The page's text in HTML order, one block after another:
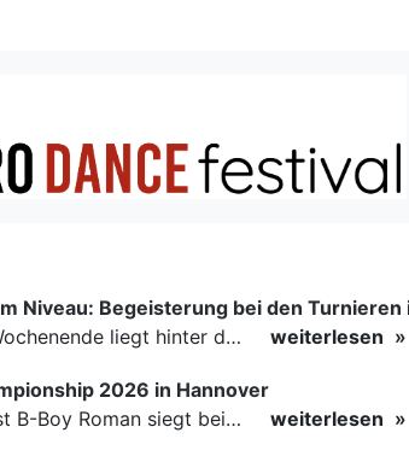
Ein rundum gelungenes Tanzsport-Wochenende liegt hinter den Paaren und Organisatoren in Enzklösterle. Am 1. und 2. August 2026 verwandelte sich die Festhalle wieder in einen lebendigen Mittelpunkt des…
weiterlesen
2026 in Hannover
Der erste Deutsche Meister steht fest B-Boy Roman siegt bei den Juniors
weiterlesen